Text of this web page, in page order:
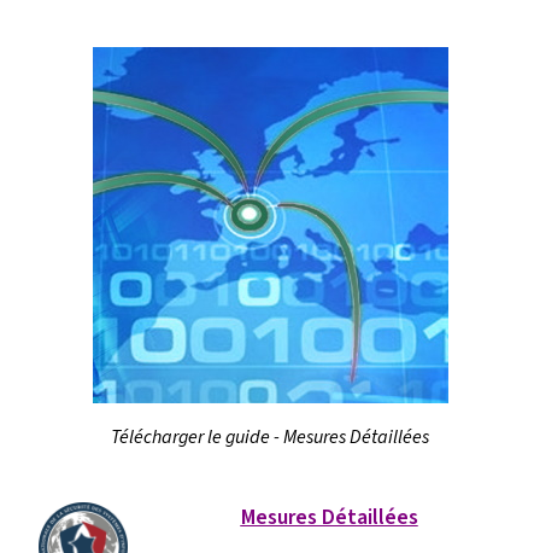
Télécharger le guide - Mesures Détaillées
Mesures Détaillées